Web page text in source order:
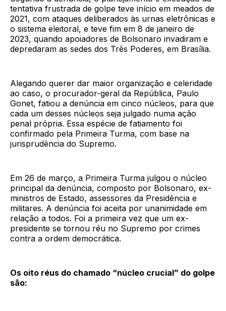
tentativa frustrada de golpe teve início em meados de
2021, com ataques deliberados às urnas eletrônicas e
o sistema eleitoral, e teve fim em 8 de janeiro de
2023, quando apoiadores de Bolsonaro invadiram e
depredaram as sedes dos Três Poderes, em Brasília.
Alegando querer dar maior organização e celeridade
ao caso, o procurador-geral da República, Paulo
Gonet, fatiou a denúncia em cinco núcleos, para que
cada um desses núcleos seja julgado numa ação
penal própria. Essa espécie de fatiamento foi
confirmado pela Primeira Turma, com base na
jurisprudência do Supremo.
Em 26 de março, a Primeira Turma julgou o núcleo
principal da denúncia, composto por Bolsonaro, ex-
ministros de Estado, assessores da Presidência e
militares. A denúncia foi aceita por unanimidade em
relação a todos. Foi a primeira vez que um ex-
presidente se tornou réu no Supremo por crimes
contra a ordem democrática.
Os oito réus do chamado “núcleo crucial” do golpe
são: